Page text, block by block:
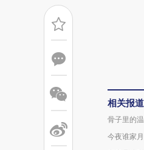
相关报道
骨子里的
今夜谁家